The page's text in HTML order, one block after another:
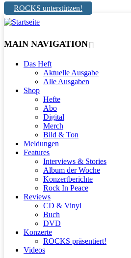
ROCKS unterstützen!
MAIN NAVIGATION
Das Heft
Aktuelle Ausgabe
Alle Ausgaben
Shop
Hefte
Abo
Digital
Merch
Bild & Ton
Meldungen
Features
Interviews & Stories
Album der Woche
Konzertberichte
Rock In Peace
Reviews
CD & Vinyl
Buch
DVD
Konzerte
ROCKS präsentiert!
Videos